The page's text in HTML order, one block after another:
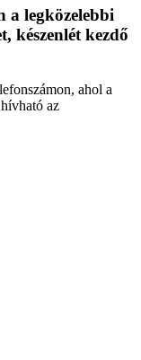
a legközelebbi
készenlét kezdő
ahol a
az